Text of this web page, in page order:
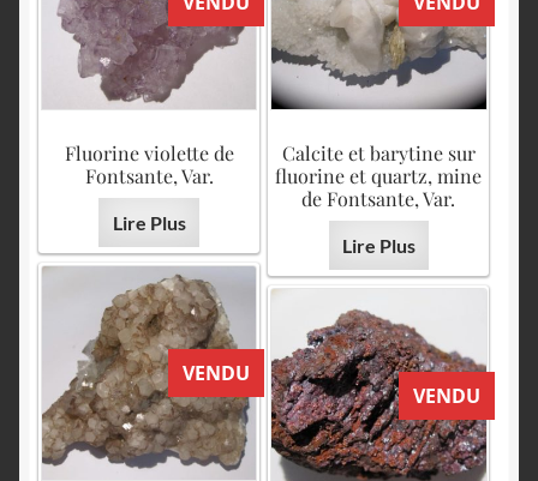
Fluorine violette de
Fontsante, Var.
Lire Plus
Calcite et barytine sur
fluorine et quartz, mine
de Fontsante, Var.
Lire Plus
VENDU
VENDU